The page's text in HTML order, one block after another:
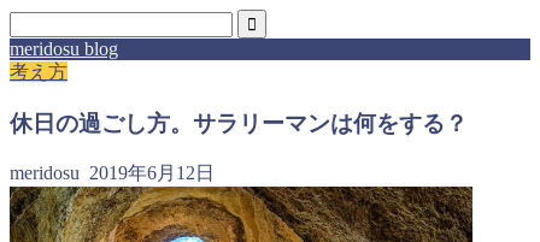
meridosu blog
考え方
休日の過ごし方。サラリーマンは何をする？
meridosu 2019年6月12日